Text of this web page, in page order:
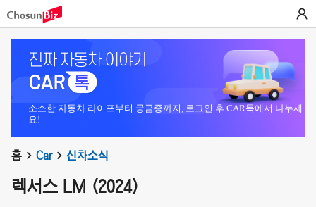
소소한 자동차 라이프부터 궁금증까지, 로그인 후 CAR톡에서 나누세
요!
홈 Car 신차소식
렉서스 LM (2024)